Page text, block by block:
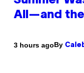
All—and
3 hours agoBy